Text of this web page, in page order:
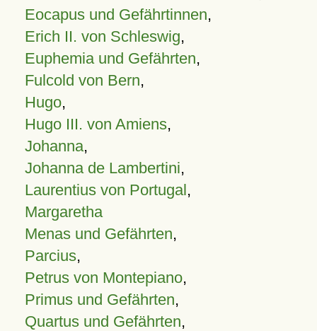
Eocapus und Gefährtinnen,
Erich II. von Schleswig,
Euphemia und Gefährten,
Fulcold von Bern,
Hugo,
Hugo III. von Amiens,
Johanna,
Johanna de Lambertini,
Laurentius von Portugal,
Margaretha
Menas und Gefährten,
Parcius,
Petrus von Montepiano,
Primus und Gefährten,
Quartus und Gefährten,